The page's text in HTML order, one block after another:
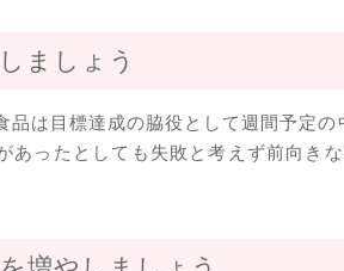
ましょう
は目標達成の脇役として週間予定の
あったとしても失敗と考えず前向き